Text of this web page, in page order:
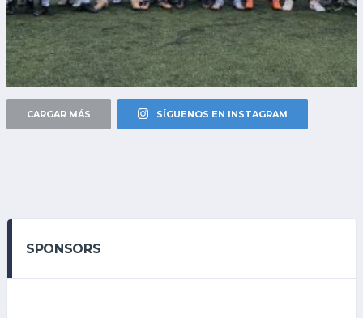
CARGAR MÁS SÍGUENOS EN INSTAGRAM
SPONSORS